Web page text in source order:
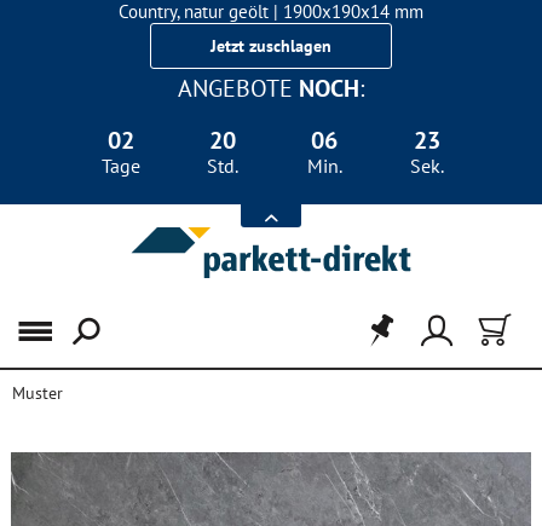
Country, natur geölt | 1900x190x14 mm
Landhausdiele Eiche für nur 29,90 €/m²
Jetzt zuschlagen
ANGEBOTE NOCH:
02
Tage
20
Std.
06
Min.
23
Sek.
Menü
Muster